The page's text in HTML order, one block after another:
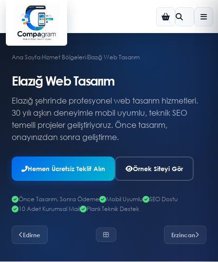
Ana Sayfa›Hizmet Bölgeleri›Elazığ Web Tasarım
Elazığ Web Tasarım
Elazığ şehrinde profesyonel web tasarım hizmetleri.
30 yılı aşkın deneyimle mobil uyumlu, teknik SEO
temelli projeler geliştiriyoruz. Önce tasarım,
onayınızdan sonra geliştirme.
Hemen Ücretsiz Teklif Alın Örnek Siteyi Gör
Önce Tasarım, Sonra Ödeme Mobil Uyumlu
SEO Dostu
10 Adet Kurumsal Mail
Planlı Teknik Destek
Edirne Erzincan